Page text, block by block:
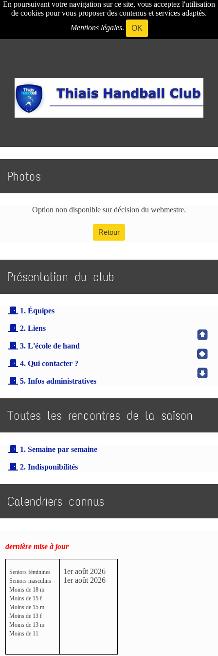
En poursuivant votre navigation sur ce site, vous acceptez l'utilisation
de cookies pour vous proposer des contenus et services adaptés.
Mentions légales. OK
Photos
Option non disponible sur décision du webmestre.
Retour
Présentation du club
1. Équipes
2. Liens
3. L'école de hand
4. Qui contacter ?
5. Infos administratives
Toutes les rencontres de la saison
1. Semaine par semaine
2. Indisponibilités
Calendriers connus
dernière mise à jour
Seniors féminines
Seniors masculins
Moins de 18 m
Moins de 15 f
Moins de 15 m
Moins de 13 f
Moins de 13 m
Moins de 11
1er août 2026
1er août 2026